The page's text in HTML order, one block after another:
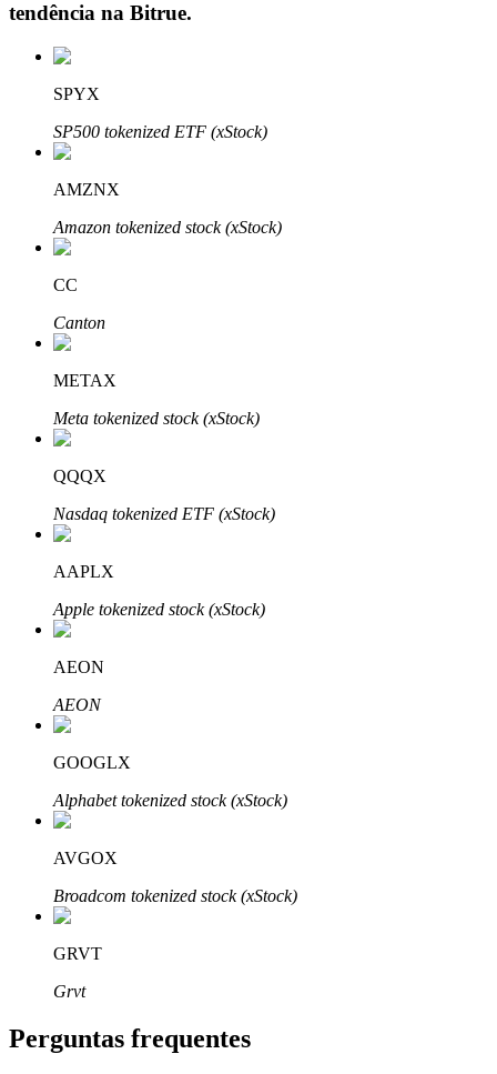
Investimento Automático
Obtenha lucro a longo prazo e interesses flexíveis
Bitrue
Parceiros Bitrue
Afiliados Bitrue
Até 65% de comissões!
tendência na Bitrue.
SPYX
SP500 tokenized ETF (xStock)
AMZNX
Amazon tokenized stock (xStock)
CC
Canton
METAX
Meta tokenized stock (xStock)
QQQX
Nasdaq tokenized ETF (xStock)
AAPLX
Apple tokenized stock (xStock)
AEON
AEON
GOOGLX
Alphabet tokenized stock (xStock)
AVGOX
Broadcom tokenized stock (xStock)
GRVT
Grvt
Perguntas frequentes